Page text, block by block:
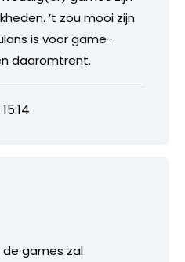
’t zou mooi zijn
is voor game-
daaromtrent.
de games zal